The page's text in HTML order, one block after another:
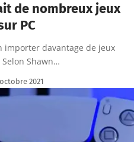
de nombreux jeux
PC
importer davantage de jeux
Selon Shawn…
2021